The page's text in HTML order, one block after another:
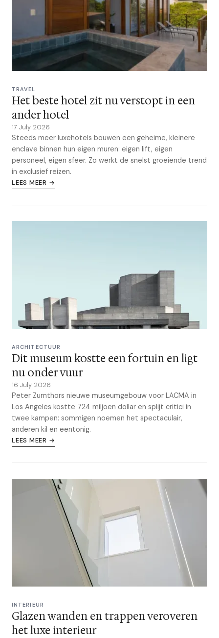
TRAVEL
Het beste hotel zit nu verstopt in een
ander hotel
17 July 2026
Steeds meer luxehotels bouwen een geheime, kleinere
enclave binnen hun eigen muren: eigen lift, eigen
personeel, eigen sfeer. Zo werkt de snelst groeiende trend
in exclusief reizen.
LEES MEER →
ARCHITECTUUR
Dit museum kostte een fortuin en ligt
nu onder vuur
16 July 2026
Peter Zumthors nieuwe museumgebouw voor LACMA in
Los Angeles kostte 724 miljoen dollar en splijt critici in
twee kampen: sommigen noemen het spectaculair,
anderen kil en eentonig.
LEES MEER →
INTERIEUR
Glazen wanden en trappen veroveren
het luxe interieur